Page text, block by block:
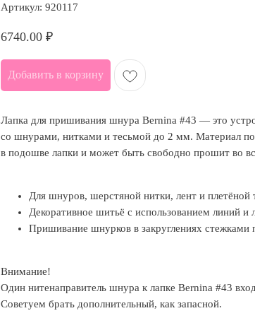
Артикул: 920117
6740.00 ₽
Добавить в корзину
Лапка для пришивания шнура Bernina #43 — это
со шнурами, нитками и тесьмой до 2 мм. Материал
в подошве лапки и может быть свободно прошит во
Для шнуров, шерстяной нитки, лент и
Декоративное шитьё с использованием линий и
Пришивание шнурков в закруглениях стежками
Внимание!
Один нитенаправитель шнура к лапке Bernina #43
Советуем брать дополнительный, как запасной.